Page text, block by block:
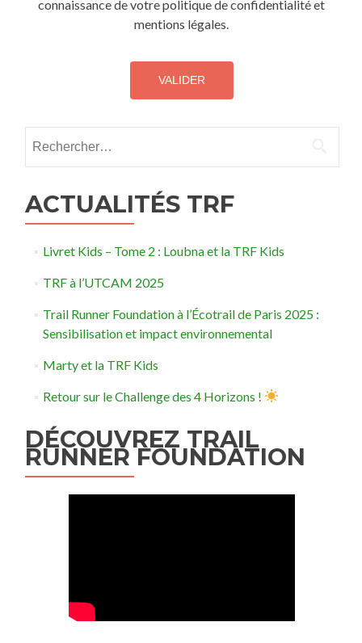
connaissance de votre politique de confidentialité et
mentions légales.
ACTUALITÉS TRF
Livret Kids – Tome 2 : Loubna et la TRF Kids
TRF à l’UTCAM 2025
Trail Runner Foundation à l’Écotrail de Paris 2025 :
Sensibilisation et impact environnemental
Marty et la TRF Kids
Retour sur le Challenge des 4 Horizons !
DÉCOUVREZ TRAIL
RUNNER FOUNDATION